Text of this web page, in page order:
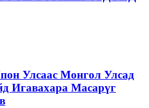
Улсаас Монгол Улсад
Игавахара Масарүг